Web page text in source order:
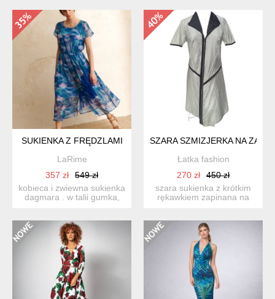
SUKIENKA Z FRĘDZLAMI
LaRime
357 zł
549 zł
kobieca i zwiewna sukienka
dagmara . w talii gumka,
SZARA SZMIZJERKA NA
Łatka fashion
270 zł
450 zł
szara sukienka z krótkim
rękawkiem zapinana na